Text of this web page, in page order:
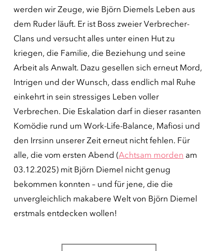
werden wir Zeuge, wie Björn Diemels Leben aus
dem Ruder läuft. Er ist Boss zweier Verbrecher-
Clans und versucht alles unter einen Hut zu
kriegen, die Familie, die Beziehung und seine
Arbeit als Anwalt. Dazu gesellen sich erneut Mord,
Intrigen und der Wunsch, dass endlich mal Ruhe
einkehrt in sein stressiges Leben voller
Verbrechen. Die Eskalation darf in dieser rasanten
Komödie rund um Work-Life-Balance, Mafiosi und
den Irrsinn unserer Zeit erneut nicht fehlen. Für
alle, die vom ersten Abend (Achtsam morden am
03.12.2025) mit Björn Diemel nicht genug
bekommen konnten – und für jene, die die
unvergleichlich makabere Welt von Björn Diemel
erstmals entdecken wollen!